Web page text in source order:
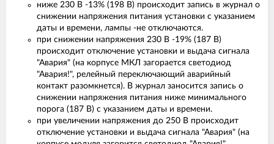
ниже 230 В -13% (198 В) происходит запись в журнал о
снижении напряжения питания установки с указанием
даты и времени, лампы -не отключаются.
при снижении напряжения 230 В -19% (187 В)
происходит отключение установки и выдача сигнала
"Авария" (на корпусе МКЛ загорается светодиод
"Авария!", релейный переключающий аварийный
контакт разомкнется). В журнал заносится запись о
снижении напряжения питания ниже минимального
порога (187 В) с указанием даты и времени.
при увеличении напряжения до 250 В происходит
отключение установки и выдача сигнала "Авария" (на